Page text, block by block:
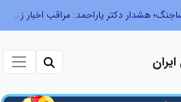
طرحواره های فعال شده در پساجنگ؛ هشدار دکتر یاراحمد: مراقب اخبار زرد و واکنش های هیجانی باشید